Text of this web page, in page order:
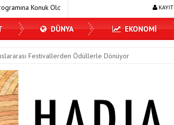
Dijitalleşme Ebelik Hizmetlerini Dönüştürüyor
DÜNYA EKONOMİ
Festivallerden Ödüllerle Dönüyor